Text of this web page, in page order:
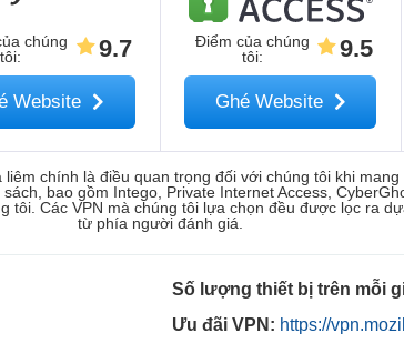
chúng
tôi: 9.7
Website
Điểm của chúng
tôi: 9.5
Ghé Website
chính là điều quan trọng đối với chúng tôi khi
bao gồm Intego, Private Internet Access,
tôi. Các VPN mà chúng tôi lựa chọn đều được lọc ra
từ phía người đánh giá.
Số lượng thiết bị trên mỗi
Ưu đãi VPN: https://